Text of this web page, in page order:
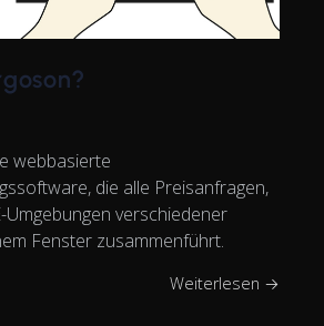
webbasierte
die alle Preisanfragen,
Umgebungen verschiedener
Fenster zusammenführt.
Weiterlesen →